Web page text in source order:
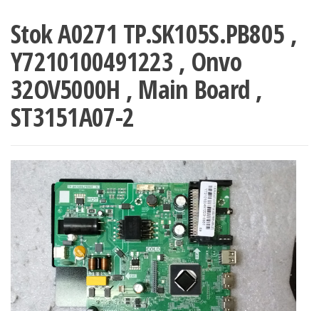
Stok A0271 TP.SK105S.PB805 ,
Y7210100491223 , Onvo
32OV5000H , Main Board ,
ST3151A07-2